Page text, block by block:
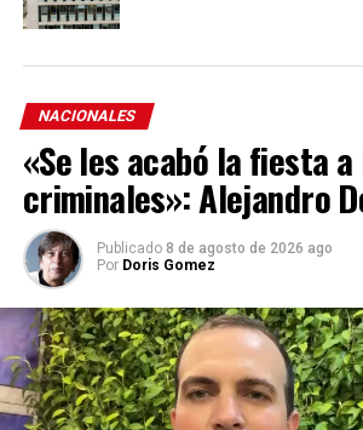
NACIONALES
«Se les acabó la fiesta
criminales»: Alejandro
Publicado 8 de agosto de 2026 ago
Por Doris Gomez